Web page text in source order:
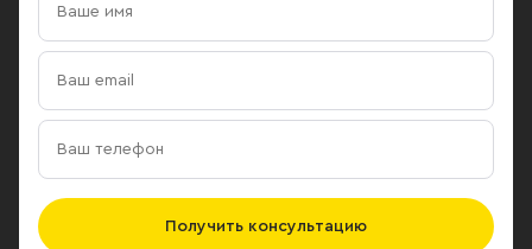
Получить консультацию